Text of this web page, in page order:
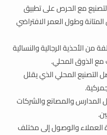
مع الحرص على تطبيق
وطول العمر الافتراضي
من الأحذية الرجالية والنسائية
مع الذوق المحلي.
التصنيع المحلي الذي يقلل
والمصانع والشركات
العملاء والوصول إلى مختلف